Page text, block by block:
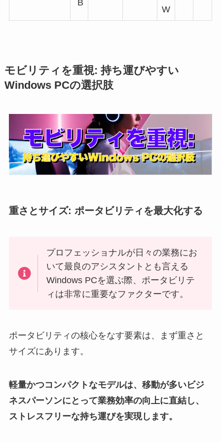
B
W
モビリティを重視: 持ち運びやすい
Windows PCの選択肢
重さとサイズ: ポータビリティを最大化する
プロフェッショナルが日々の業務にお
いて最良のアシスタントとも言える
Windows PCを選ぶ際、ポータビリテ
ィは非常に重要なファクターです。
ポータビリティの核心をなす要素は、まず重さと
サイズにあります。
軽量かつコンパクトなモデルは、移動が多いビジ
ネスパーソンにとって業務効率の向上に直結し、
ストレスフリーな持ち運びを実現します。